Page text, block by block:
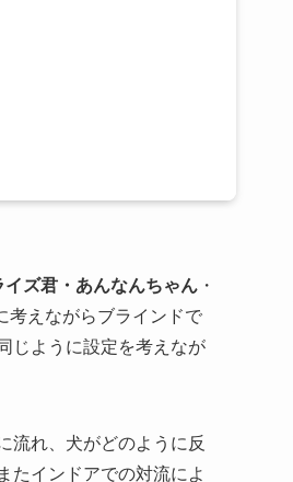
イズ君 ・あんなんちゃん ・
考えながらブラインドで
じように設定を考えなが
流れ、犬がどのように反
たインドアでの対流によ